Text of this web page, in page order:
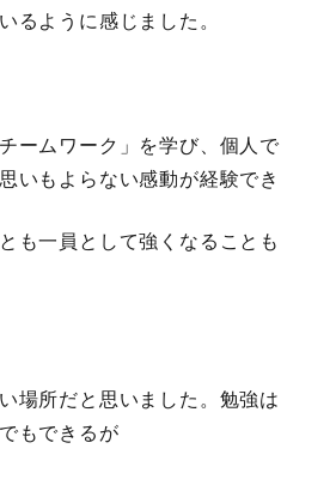
るように感じました。
ームワーク」を学び、個人で
いもよらない感動が経験でき
も一員として強くなることも
場所だと思いました。勉強は
もできるが